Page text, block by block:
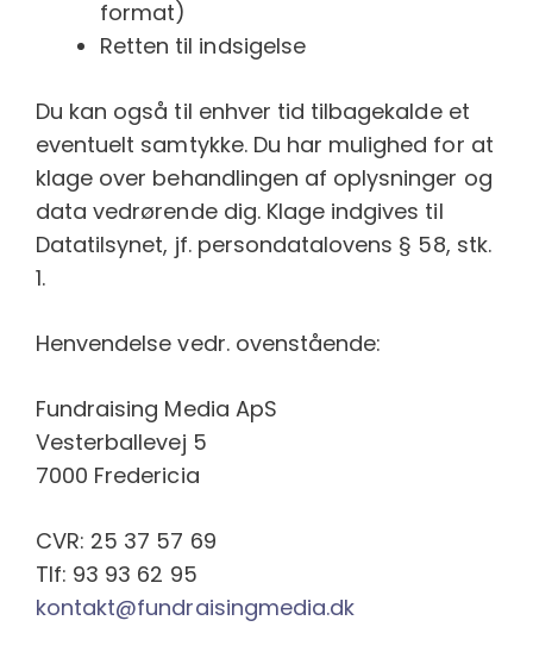
format)
Retten til indsigelse
Du kan også til enhver tid tilbagekalde et
eventuelt samtykke. Du har mulighed for at
klage over behandlingen af oplysninger og
data vedrørende dig. Klage indgives til
Datatilsynet, jf. persondatalovens § 58, stk.
1.
Henvendelse vedr. ovenstående:
Fundraising Media ApS
Vesterballevej 5
7000 Fredericia
CVR: 25 37 57 69
Tlf: 93 93 62 95
kontakt@fundraisingmedia.dk